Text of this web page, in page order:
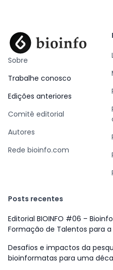
Sobre
Trabalhe conosco
Edições anteriores
Comitê editorial
Autores
Rede bioinfo.com
Posts recentes
Editorial BIOINFO #06 –
Formação de Talentos para
Desafios e impactos da
bioinformatas para uma